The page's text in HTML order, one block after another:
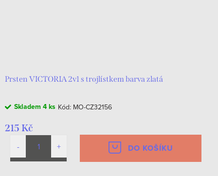
Prsten VICTORIA 2v1 s trojlístkem barva zlatá
Skladem 4 ks Kód: MO-CZ32156
215 Kč
DO KOŠÍKU